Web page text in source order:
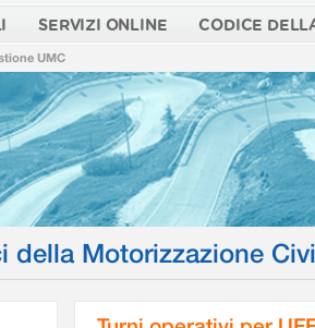
SERVIZI ONLINE CODICE
UMC
della Motorizzazione